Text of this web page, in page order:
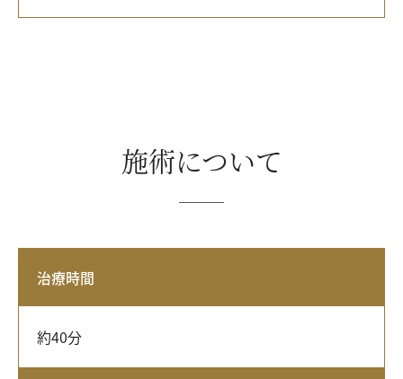
施術について
治療時間
約40分